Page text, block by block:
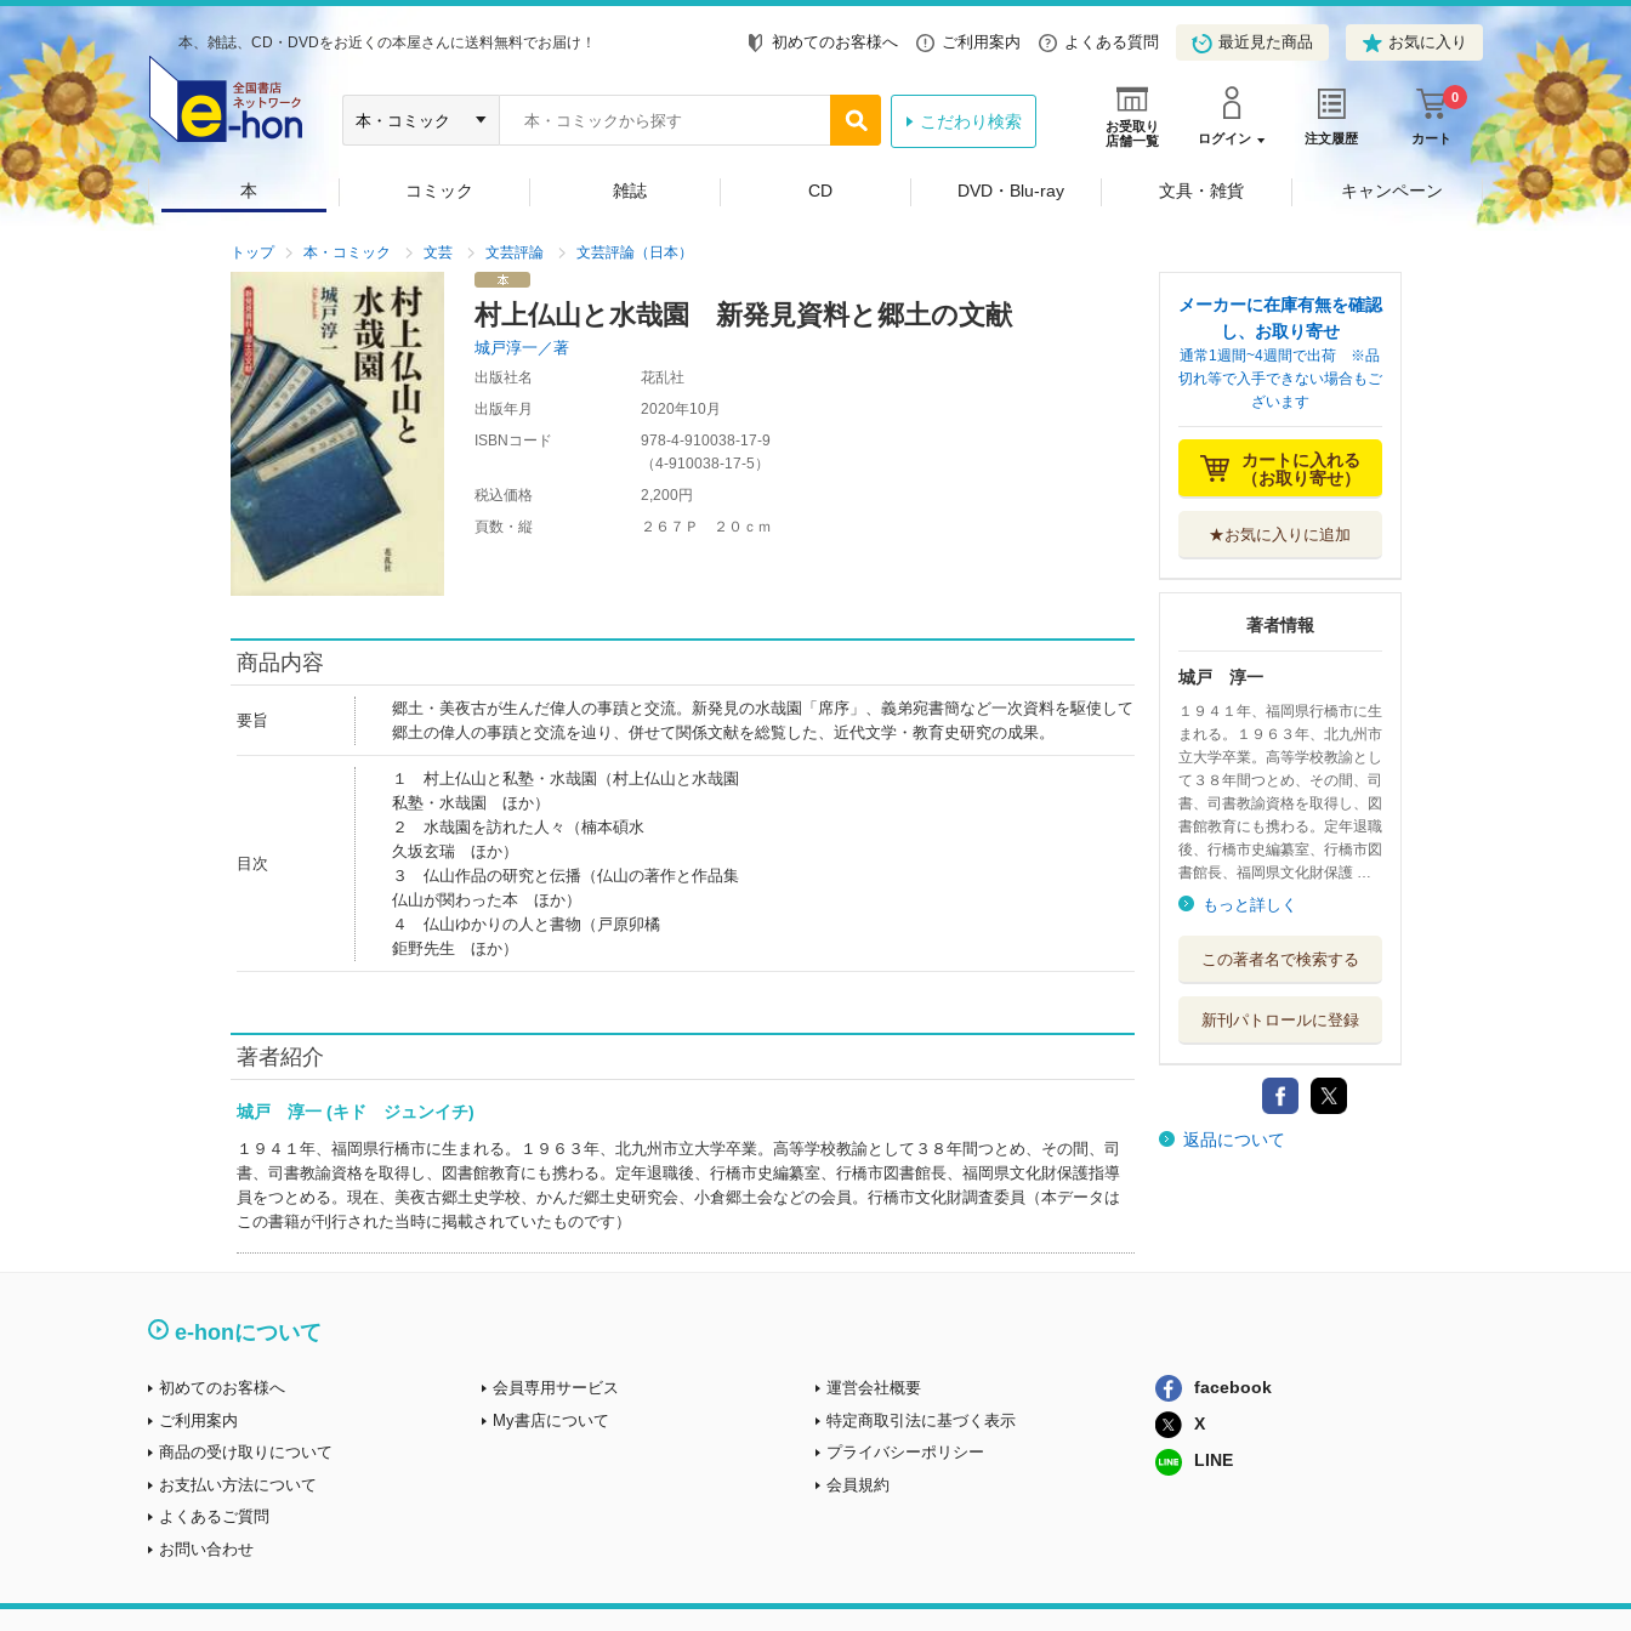
本、雑誌、CD・DVDをお近くの本屋さんに送料無料でお届け！ 初めてのお客様へ ご利用案内 よくある質問 最近見た商品 お気に入り
お受取り
店舗一覧
ログイン 注文履歴 カート
0
こだわり検索
本 コミック 雑誌 CD DVD・Blu-ray 文具・雑貨 キャンペーン
トップ 本・コミック 文芸 文芸評論 文芸評論（日本）
村上仏山と水哉園 新発見資料と郷土の文献
城戸淳一／著
出版社名
花乱社
出版年月
2020年10月
ISBNコード
978-4-910038-17-9
（4-910038-17-5 ）
税込価格
2,200円
頁数・縦
２６７Ｐ ２０ｃｍ
商品内容
要旨
郷土・美夜古が生んだ偉人の事蹟と交流。新発見の水哉園「席序」、義弟宛書簡など一次資料を駆使して
郷土の偉人の事蹟と交流を辿り、併せて関係文献を総覧した、近代文学・教育史研究の成果。
目次
１ 村上仏山と私塾・水哉園（村上仏山と水哉園
私塾・水哉園 ほか）
２ 水哉園を訪れた人々（楠本碩水
久坂玄瑞 ほか）
３ 仏山作品の研究と伝播（仏山の著作と作品集
仏山が関わった本 ほか）
４ 仏山ゆかりの人と書物（戸原卯橘
鉅野先生 ほか）
著者紹介
城戸 淳一 (キド ジュンイチ)
１９４１年、福岡県行橋市に生まれる。１９６３年、北九州市立大学卒業。高等学校教諭として３８年間つとめ、その間、司
書、司書教諭資格を取得し、図書館教育にも携わる。定年退職後、行橋市史編纂室、行橋市図書館長、福岡県文化財保護指導
員をつとめる。現在、美夜古郷土史学校、かんだ郷土史研究会、小倉郷土会などの会員。行橋市文化財調査委員（本データは
この書籍が刊行された当時に掲載されていたものです）
メーカーに在庫有無を確認
し、お取り寄せ
通常1週間~4週間で出荷 ※品
切れ等で入手できない場合もご
ざいます
カートに入れる
（お取り寄せ）
★お気に入りに追加
著者情報
城戸 淳一
１９４１年、福岡県行橋市に生
まれる。１９６３年、北九州市
立大学卒業。高等学校教諭とし
て３８年間つとめ、その間、司
書、司書教諭資格を取得し、図
書館教育にも携わる。定年退職
後、行橋市史編纂室、行橋市図
書館長、福岡県文化財保護 …
もっと詳しく
この著者名で検索する
新刊パトロールに登録
返品について
e-honについて
初めてのお客様へ
ご利用案内
商品の受け取りについて
お支払い方法について
よくあるご質問
お問い合わせ
会員専用サービス
My書店について
運営会社概要
特定商取引法に基づく表示
プライバシーポリシー
会員規約
facebook
X
LINE